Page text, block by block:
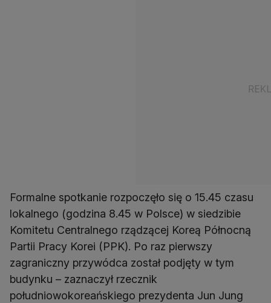
Formalne spotkanie rozpoczęło się o 15.45 czasu
lokalnego (godzina 8.45 w Polsce) w siedzibie
Komitetu Centralnego rządzącej Koreą Północną
Partii Pracy Korei (PPK). Po raz pierwszy
zagraniczny przywódca został podjęty w tym
budynku – zaznaczył rzecznik
południowokoreańskiego prezydenta Jun Jung